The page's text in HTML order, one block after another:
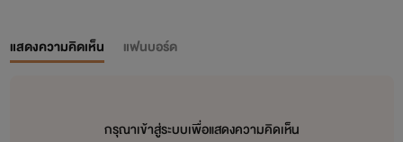
แสดงความคิดเห็น แฟนบอร์ด
กรุณาเข้าสู่ระบบเพื่อแสดงความคิดเห็น